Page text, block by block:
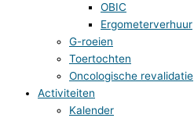
OBIC
Ergometerverhuur
G-roeien
Toertochten
Oncologische revalidatie
Activiteiten
Kalender